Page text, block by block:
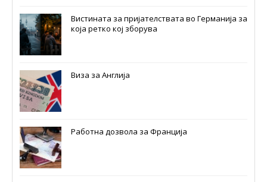
Вистината за пријателствата во Германија за
која ретко кој зборува
Виза за Англија
Работна дозвола за Франција